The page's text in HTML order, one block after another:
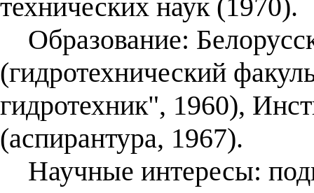
технических наук (1970).
Образование:
(гидротехнический
гидротехник", 1960),
(аспирантура, 1967).
Научные интересы: